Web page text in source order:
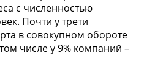
с численностью
Почти у трети
в совокупном обороте
числе у 9% компаний –